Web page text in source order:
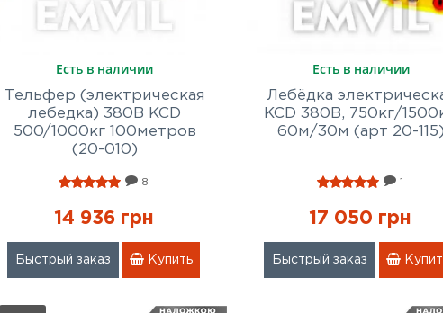
Есть в наличии
Тельфер (электрическая
лебедка) 380В KCD
500/1000кг 100метров
(20-010)
8
14 936 грн
Быстрый заказ Купить
Есть в наличии
Лебёдка
KCD 380В, 750кг/
60м/30м (арт 20-115)
1
17 050 грн
Быстрый заказ